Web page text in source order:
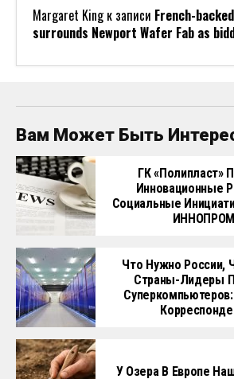
Margaret Kingк записи French-
surrounds Newport Wafer Fab as
Вам Может Быть
ГК «Полипласт»
Инновационные
Социальные
Что Нужно России,
Страны-Лидеры
У Озера В Европе